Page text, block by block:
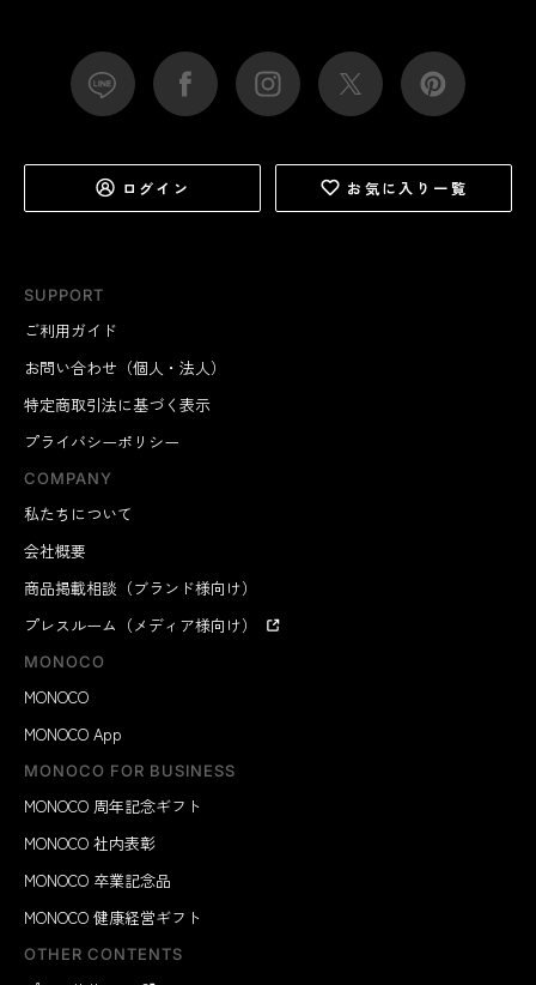
SUPPORT
ご利用ガイド
お問い合わせ（個人・法人）
特定商取引法に基づく表示
プライバシーポリシー
COMPANY
私たちについて
会社概要
商品掲載相談（ブランド様向け）
プレスルーム（メディア様向け）
MONOCO
MONOCO
MONOCO App
MONOCO FOR BUSINESS
MONOCO 周年記念ギフト
MONOCO 社内表彰
MONOCO 卒業記念品
MONOCO 健康経営ギフト
OTHER CONTENTS
ログイン お気に入り一覧